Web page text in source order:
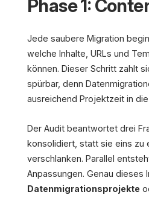
Phase 1:
Jede saubere Migration
welche Inhalte, URLs und
können. Dieser Schritt zahlt
spürbar, denn
ausreichend Projektzeit in
Der Audit beantwortet drei
konsolidiert, statt sie eins zu
verschlanken. Parallel
Anpassungen. Genau
Datenmigrationsprojekte